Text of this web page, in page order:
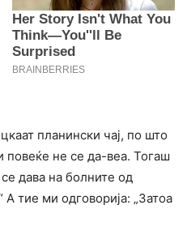
планински чај, по што
не се да-веа. Тогаш
дава на болните од
А тие ми одговорија: „Затоа